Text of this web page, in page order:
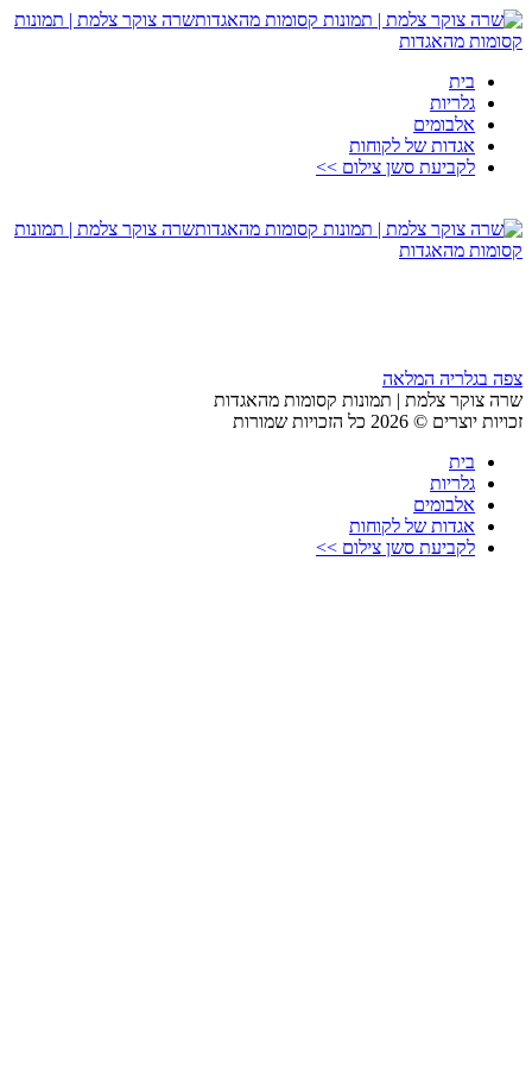
שרה צוקר צלמת | תמונות
קסומות מהאגדות
בית
גלריות
אלבומים
אגדות של לקוחות
לקביעת סשן צילום >>
שרה צוקר צלמת | תמונות
קסומות מהאגדות
צפה בגלריה המלאה
שרה צוקר צלמת | תמונות קסומות מהאגדות
זכויות יוצרים © 2026 כל הזכויות שמורות
בית
גלריות
אלבומים
אגדות של לקוחות
לקביעת סשן צילום >>